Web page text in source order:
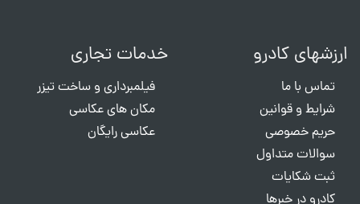
ارزشهای کادرو
تماس با ما
شرایط و قوانین
حریم خصوصی
سوالات متداول
ثبت شکایات
کادرو در خبرها
خدمات تجاری
فیلمبرداری و ساخت تیزر
مکان های عکاسی
عکاسی رایگان